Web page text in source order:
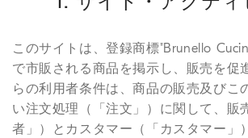
このサイトは、登録商標"Brunello
で市販される商品を掲示し、販売を促
らの利用者条件は、商品の販売及びこ
い注文処理（「注文」）に関して、販
者」）とカスタマー（「カスタマー」